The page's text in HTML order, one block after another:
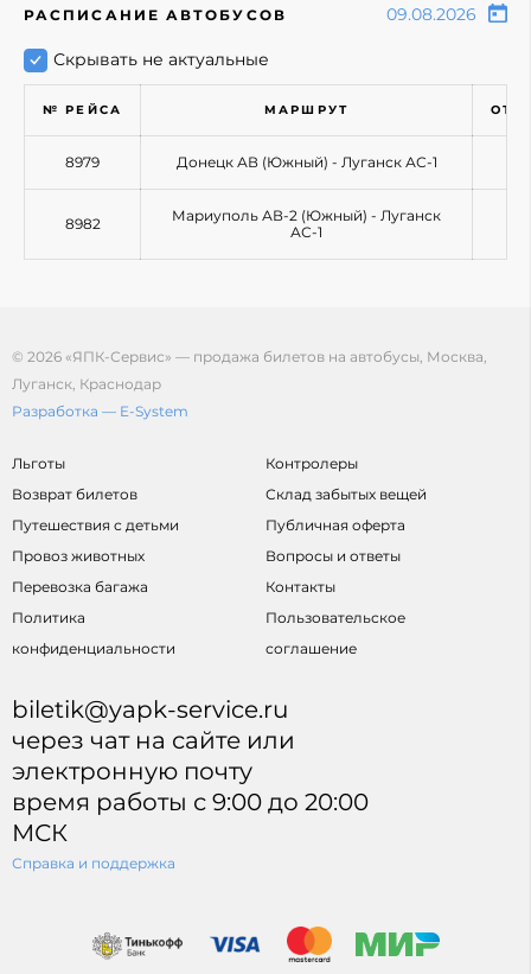
РАСПИСАНИЕ АВТОБУСОВ
Скрывать не актуальные
№ РЕЙСА МАРШРУТ
8979 Донецк АВ (Южный) - Луганск АС-1
8982
Мариуполь АВ-2 (Южный) - Луганск
АС-1
© 2026 «ЯПК-Сервис» — продажа билетов на автобусы, Москва,
Луганск, Краснодар
Разработка — E-System
Льготы
Возврат билетов
Путешествия с детьми
Провоз животных
Перевозка багажа
Политика
конфиденциальности
Контролеры
Склад забытых вещей
Публичная оферта
Вопросы и ответы
Контакты
Пользовательское
соглашение
biletik@yapk-service.ru
через чат на сайте или
электронную почту
время работы с 9:00 до 20:00
МСК
Справка и поддержка